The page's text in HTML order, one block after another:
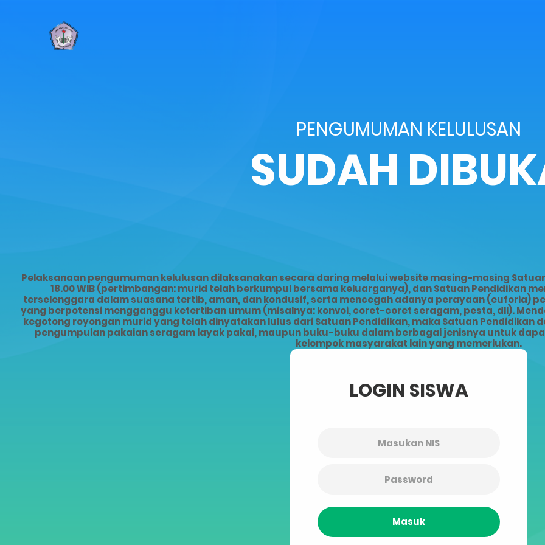
PENGUMUMAN KELULUSAN
SUDAH
Pelaksanaan pengumuman kelulusan dilaksanakan secara daring melalui website masing-masing
18.00 WIB (pertimbangan: murid telah berkumpul bersama keluarganya), dan Satuan Pendidikan
terselenggara dalam suasana tertib, aman, dan kondusif, serta mencegah adanya perayaan (euforia)
yang berpotensi mengganggu ketertiban umum (misalnya: konvoi, coret-coret seragam, pesta, dll).
kegotong royongan murid yang telah dinyatakan lulus dari Satuan Pendidikan, maka Satuan
pengumpulan pakaian seragam layak pakai, maupun buku-buku dalam berbagai jenisnya untuk
kelompok masyarakat lain yang memerlukan.
LOGIN SISWA
Masuk